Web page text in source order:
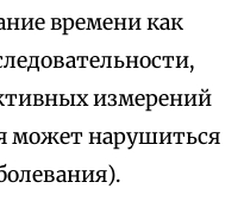
времени как
измерений
может нарушиться